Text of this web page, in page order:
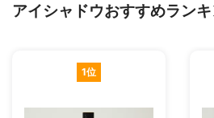
アイシャドウおすすめラン
1位